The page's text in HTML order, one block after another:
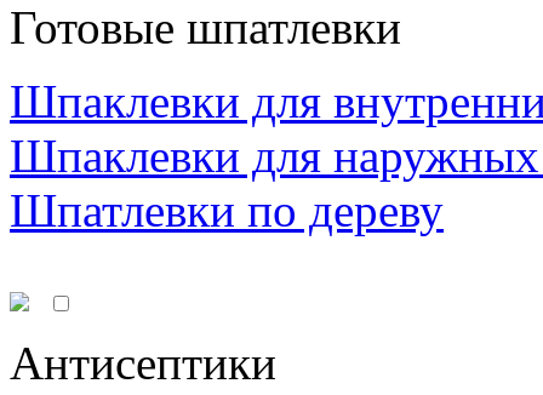
Готовые шпатлевки
Шпаклевки для
Шпаклевки для наружных
Шпатлевки по дереву
Антисептики